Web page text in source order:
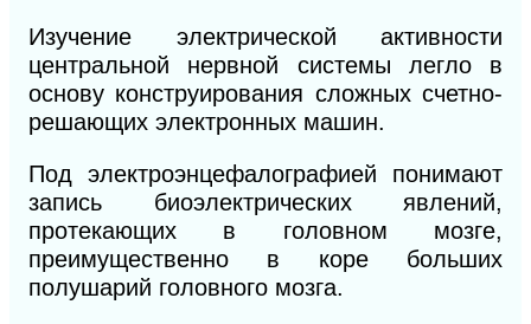
Изучение электрической активности
центральной нервной системы легло в
основу конструирования сложных счетно-
решающих электронных машин.
Под электроэнцефалографией понимают
запись биоэлектрических явлений,
протекающих в головном мозге,
преимущественно в коре больших
полушарий головного мозга.